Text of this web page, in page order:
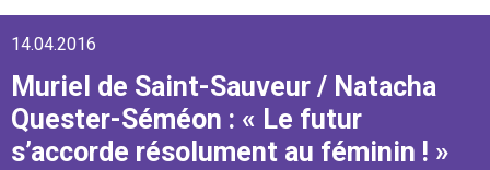
14.04.2016
Muriel de Saint-Sauveur / Natacha
Quester-Séméon : « Le futur
s’accorde résolument au féminin ! »